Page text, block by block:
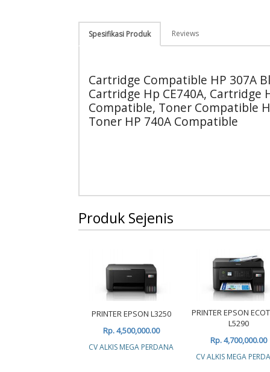
Spesifikasi Produk Reviews
Cartridge Compatible HP 307A
Cartridge Hp CE740A, Cartridge
Compatible, Toner Compatible
Toner HP 740A Compatible
Produk Sejenis
PRINTER EPSON L3250
Rp. 4,500,000.00
CV ALKIS MEGA PERDANA
PRINTER EPSON
L5290
Rp. 4,700,000.00
CV ALKIS MEGA